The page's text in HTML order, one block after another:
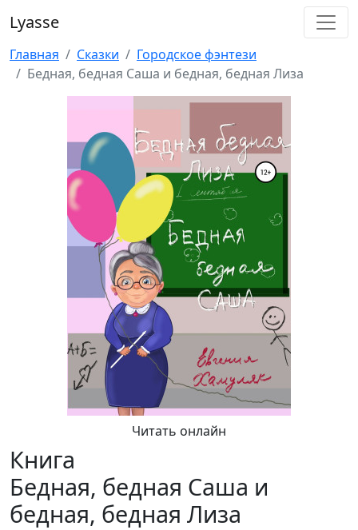
Lyasse
Главная Сказки
Городское фэнтези
Бедная, бедная Саша и бедная, бедная Лиза
Читать онлайн
Книга
Бедная, бедная Саша и
бедная, бедная Лиза